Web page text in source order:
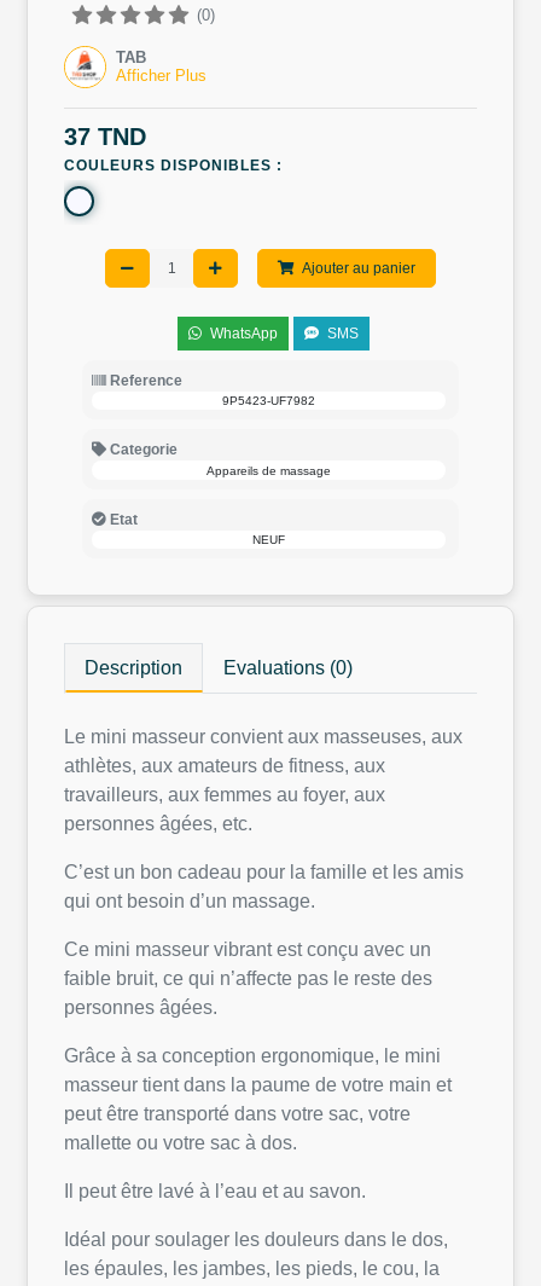
(0)
TAB
Afficher Plus
37 TND
COULEURS DISPONIBLES :
Ajouter au panier
WhatsApp SMS
Reference
9P5423-UF7982
Categorie
Appareils de massage
Etat
NEUF
Description Evaluations (0)
Le mini masseur convient aux masseuses, aux
athlètes, aux amateurs de fitness, aux
travailleurs, aux femmes au foyer, aux
personnes âgées, etc.
C’est un bon cadeau pour la famille et les amis
qui ont besoin d’un massage.
Ce mini masseur vibrant est conçu avec un
faible bruit, ce qui n’affecte pas le reste des
personnes âgées.
Grâce à sa conception ergonomique, le mini
masseur tient dans la paume de votre main et
peut être transporté dans votre sac, votre
mallette ou votre sac à dos.
Il peut être lavé à l’eau et au savon.
Idéal pour soulager les douleurs dans le dos,
les épaules, les jambes, les pieds, le cou, la